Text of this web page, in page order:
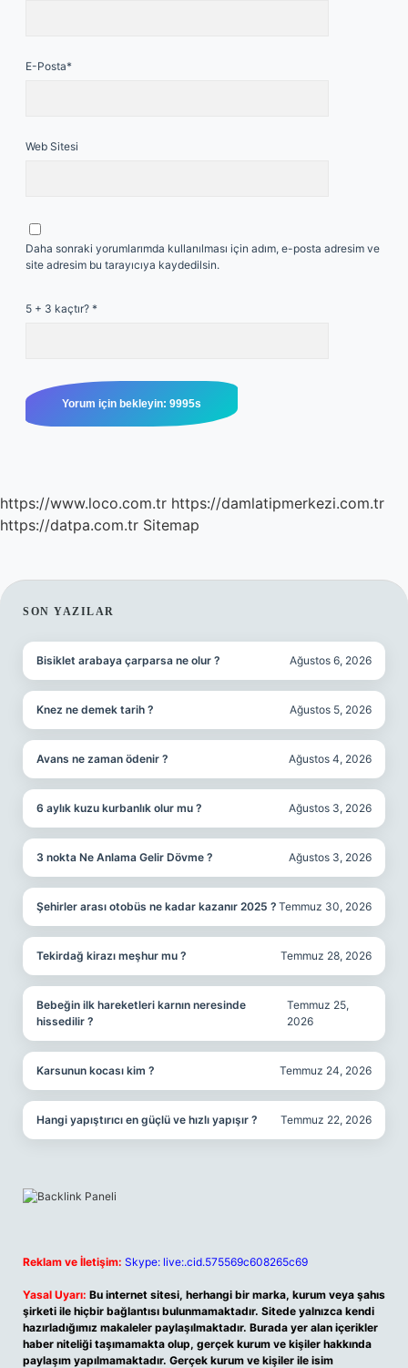
E-Posta*
Web Sitesi
Daha sonraki yorumlarımda kullanılması için adım, e-posta adresim ve
site adresim bu tarayıcıya kaydedilsin.
5 + 3 kaçtır? *
https://www.loco.com.tr https://damlatipmerkezi.com.tr
https://datpa.com.tr Sitemap
SIDEBAR
SON YAZILAR
Bisiklet arabaya çarparsa ne olur ? Ağustos 6, 2026
Knez ne demek tarih ? Ağustos 5, 2026
Avans ne zaman ödenir ? Ağustos 4, 2026
6 aylık kuzu kurbanlık olur mu ? Ağustos 3, 2026
3 nokta Ne Anlama Gelir Dövme ? Ağustos 3, 2026
Şehirler arası otobüs ne kadar kazanır 2025 ? Temmuz 30, 2026
Tekirdağ kirazı meşhur mu ? Temmuz 28, 2026
Bebeğin ilk hareketleri karnın neresinde
hissedilir ?
Temmuz 25,
2026
Karsunun kocası kim ? Temmuz 24, 2026
Hangi yapıştırıcı en güçlü ve hızlı yapışır ? Temmuz 22, 2026
Reklam ve İletişim: Skype: live:.cid.575569c608265c69
Yasal Uyarı: Bu internet sitesi, herhangi bir marka, kurum veya şahıs
şirketi ile hiçbir bağlantısı bulunmamaktadır. Sitede yalnızca kendi
hazırladığımız makaleler paylaşılmaktadır. Burada yer alan içerikler
haber niteliği taşımamakta olup, gerçek kurum ve kişiler hakkında
paylaşım yapılmamaktadır. Gerçek kurum ve kişiler ile isim